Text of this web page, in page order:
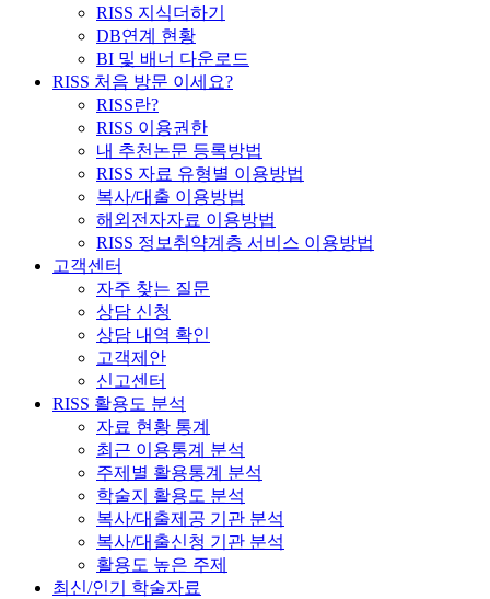
RISS 지식더하기
DB연계 현황
BI 및 배너 다운로드
RISS 처음 방문 이세요?
RISS란?
RISS 이용권한
내 추천논문 등록방법
RISS 자료 유형별 이용방법
복사/대출 이용방법
해외전자자료 이용방법
RISS 정보취약계층 서비스 이용방법
고객센터
자주 찾는 질문
상담 신청
상담 내역 확인
고객제안
신고센터
RISS 활용도 분석
자료 현황 통계
최근 이용통계 분석
주제별 활용통계 분석
학술지 활용도 분석
복사/대출제공 기관 분석
복사/대출신청 기관 분석
활용도 높은 주제
최신/인기 학술자료